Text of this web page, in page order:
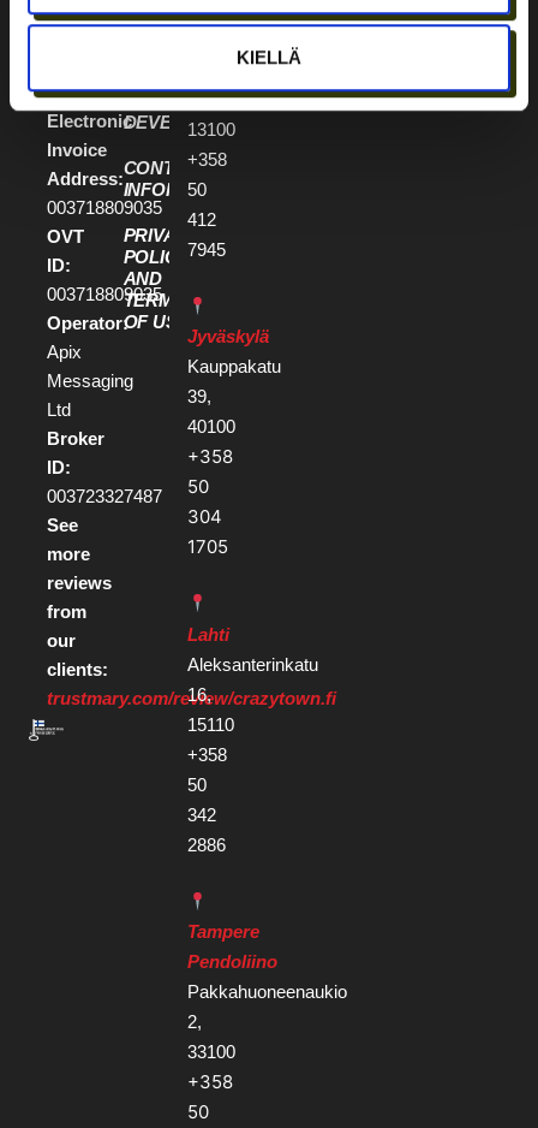
KIELLÄ
ID:
5
Electronic
Invoice
Address:
003718809035
OVT
ID:
003718809035
Operator:
Apix
Messaging
Ltd
Broker
ID:
003723327487
See
more
reviews
from
our
clients:
trustmary.com/review/crazytown.fi
CRAZY
TOWN
PROPERTY
DEVELOPERS
CONTACT
INFORMATION
PRIVACY
POLICY
AND
TERMS
OF USE
Raatihuoneenkatu
21-23,
13100
+358
50
412
7945
Jyväskylä
Kauppakatu
39,
40100
+358
50
304
1705
Lahti
Aleksanterinkatu
16,
15110
+358
50
342
2886
Tampere
Pendoliino
Pakkahuoneenaukio
2,
33100
+358
50